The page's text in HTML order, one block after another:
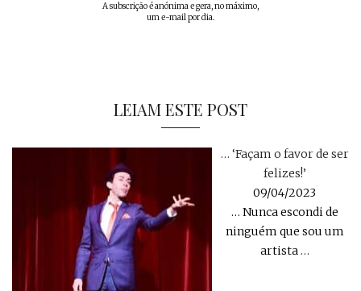
A subscrição é anónima e gera, no máximo,
um e-mail por dia.
LEIAM ESTE POST
… ‘Façam o favor de ser
felizes!’
09/04/2023
… Nunca escondi de
ninguém que sou um
artista…